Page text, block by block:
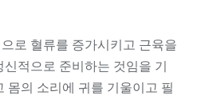
로 혈류를 증가시키고 근육을
적으로 준비하는 것임을 기
몸의 소리에 귀를 기울이고 필